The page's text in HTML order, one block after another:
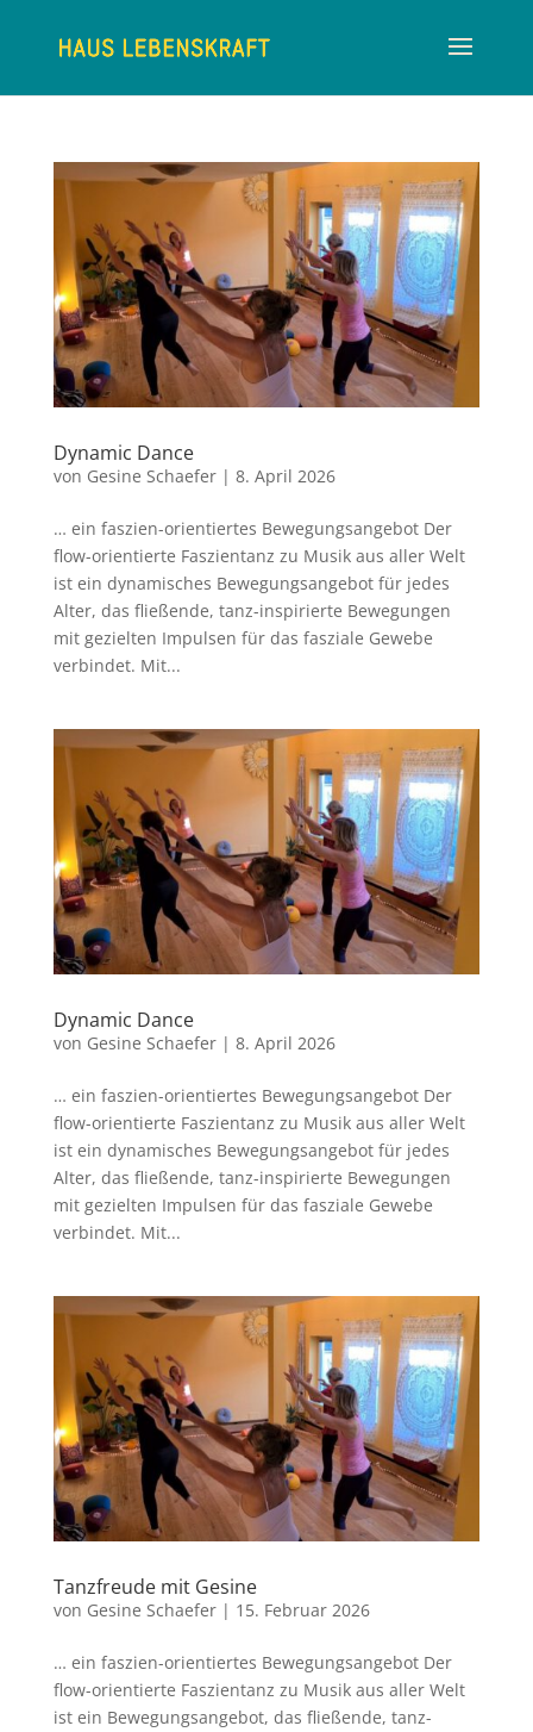
Dynamic Dance
von Gesine Schaefer| 8. April 2026
… ein faszien-orientiertes Bewegungsangebot Der
flow-orientierte Faszientanz zu Musik aus aller Welt
ist ein dynamisches Bewegungsangebot für jedes
Alter, das fließende, tanz-inspirierte Bewegungen
mit gezielten Impulsen für das fasziale Gewebe
verbindet. Mit...
Dynamic Dance
von Gesine Schaefer| 8. April 2026
… ein faszien-orientiertes Bewegungsangebot Der
flow-orientierte Faszientanz zu Musik aus aller Welt
ist ein dynamisches Bewegungsangebot für jedes
Alter, das fließende, tanz-inspirierte Bewegungen
mit gezielten Impulsen für das fasziale Gewebe
verbindet. Mit...
Tanzfreude mit Gesine
von Gesine Schaefer| 15. Februar 2026
… ein faszien-orientiertes Bewegungsangebot Der
flow-orientierte Faszientanz zu Musik aus aller Welt
ist ein Bewegungsangebot, das fließende, tanz-